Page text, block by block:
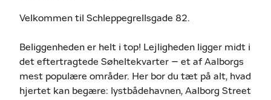
Velkommen til Schleppegrellsgade 82.
Beliggenheden er helt i top! Lejligheden ligger midt i
det eftertragtede Søheltekvarter – et af Aalborgs
mest populære områder. Her bor du tæt på alt, hvad
hjertet kan begære: lystbådehavnen, Aalborg Street